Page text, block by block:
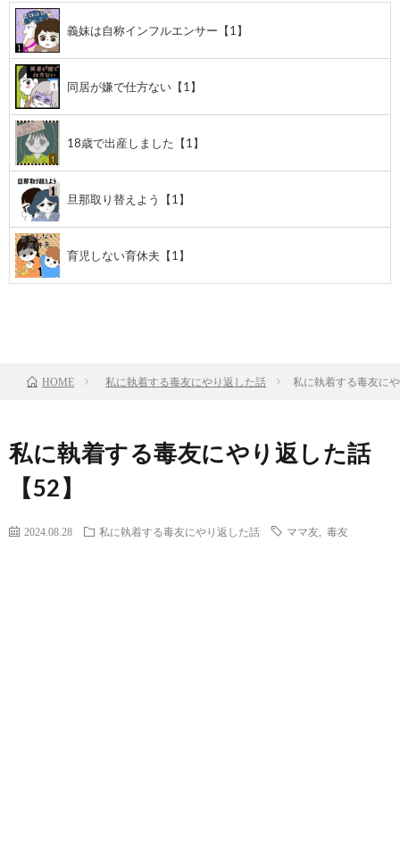
義妹は自称インフルエンサー【1】
同居が嫌で仕方ない【1】
18歳で出産しました【1】
旦那取り替えよう【1】
育児しない育休夫【1】
HOME 私に執着する毒友にやり返した話 私に執着する毒友に
私に執着する毒友にやり返した話
【52】
2024.08.28 私に執着する毒友にやり返した話 ママ友 毒友